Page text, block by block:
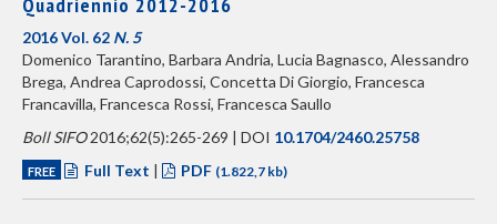
2016 Vol. 62 N. 5
Domenico Tarantino, Barbara Andria, Lucia Bagnasco, Alessandro
Brega, Andrea Caprodossi, Concetta Di Giorgio, Francesca
Francavilla, Francesca Rossi, Francesca Saullo
Boll SIFO2016;62(5):265-269 | DOI 10.1704/2460.25758
FREE Full Text | PDF (1.822,7 kb)